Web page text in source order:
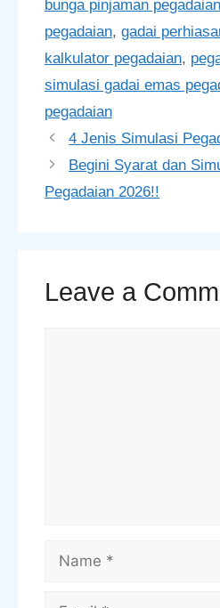
bunga pinjaman pegadaian
pegadaian, gadai
kalkulator pegadaian,
simulasi gadai emas
pegadaian
4 Jenis Simulasi
Begini Syarat dan
Pegadaian 2026!!
Leave a